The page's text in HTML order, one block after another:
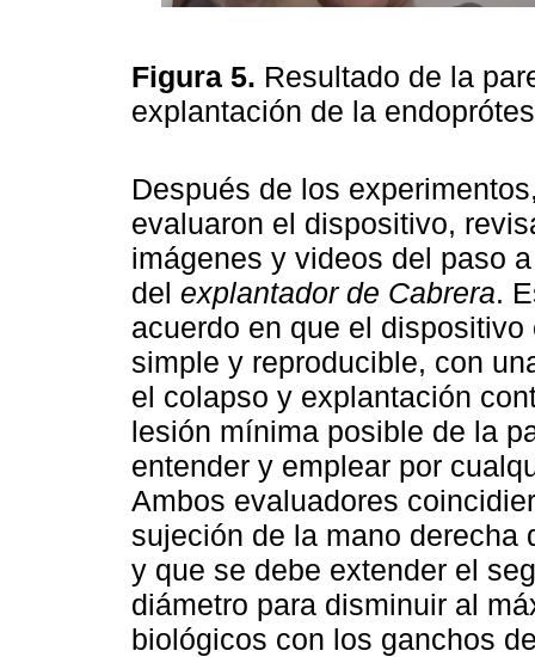
Figura 5. Resultado de la
explantación de la
Después de los
evaluaron el dispositivo,
imágenes y videos del paso
del explantador de Cabrera.
acuerdo en que el
simple y reproducible, con
el colapso y explantación
lesión mínima posible de la
entender y emplear por
Ambos evaluadores
sujeción de la mano derecha
y que se debe extender el
diámetro para disminuir al
biológicos con los ganchos